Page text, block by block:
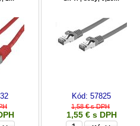
Kód: 57825
1,58 € s DPH
1,55 € s DPH